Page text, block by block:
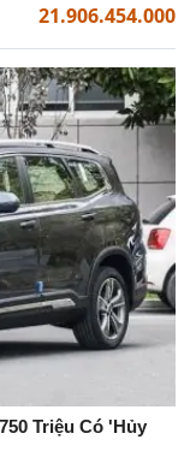
21.906.454.000
Triệu Có 'Hủy